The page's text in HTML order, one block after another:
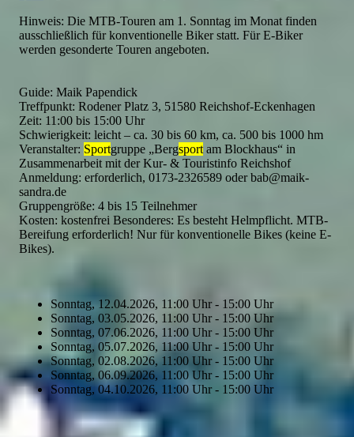
Hinweis: Die MTB-Touren am 1. Sonntag im Monat finden
ausschließlich für konventionelle Biker statt. Für E-Biker
werden gesonderte Touren angeboten.
Guide: Maik Papendick
Treffpunkt: Rodener Platz 3, 51580 Reichshof-Eckenhagen
Zeit: 11:00 bis 15:00 Uhr
Schwierigkeit: leicht – ca. 30 bis 60 km, ca. 500 bis 1000 hm
Veranstalter: Sportgruppe „Bergsport am Blockhaus“ in
Zusammenarbeit mit der Kur- & Touristinfo Reichshof
Anmeldung: erforderlich, 0173-2326589 oder bab@maik-
sandra.de
Gruppengröße: 4 bis 15 Teilnehmer
Kosten: kostenfrei Besonderes: Es besteht Helmpflicht. MTB-
Bereifung erforderlich! Nur für konventionelle Bikes (keine E-
Bikes).
Sonntag, 12.04.2026, 11:00 Uhr - 15:00 Uhr
Sonntag, 03.05.2026, 11:00 Uhr - 15:00 Uhr
Sonntag, 07.06.2026, 11:00 Uhr - 15:00 Uhr
Sonntag, 05.07.2026, 11:00 Uhr - 15:00 Uhr
Sonntag, 02.08.2026, 11:00 Uhr - 15:00 Uhr
Sonntag, 06.09.2026, 11:00 Uhr - 15:00 Uhr
Sonntag, 04.10.2026, 11:00 Uhr - 15:00 Uhr